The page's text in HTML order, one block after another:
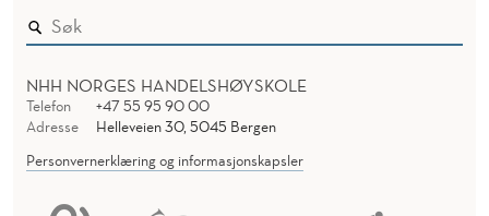
NHH NORGES HANDELSHØYSKOLE
Telefon
+47 55 95 90 00
Adresse
Helleveien 30, 5045 Bergen
Personvernerklæring og informasjonskapsler